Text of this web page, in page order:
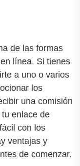
de las formas
línea. Si tienes
a uno o varios
los
una comisión
enlace de
con los
ventajas y
de comenzar.